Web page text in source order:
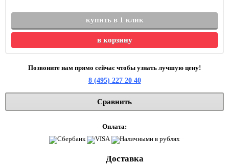
купить в 1 клик
в корзину
Позвоните нам прямо сейчас чтобы узнать лучшую цену!
8 (495) 227 20 40
Сравнить
Оплата:
Доставка